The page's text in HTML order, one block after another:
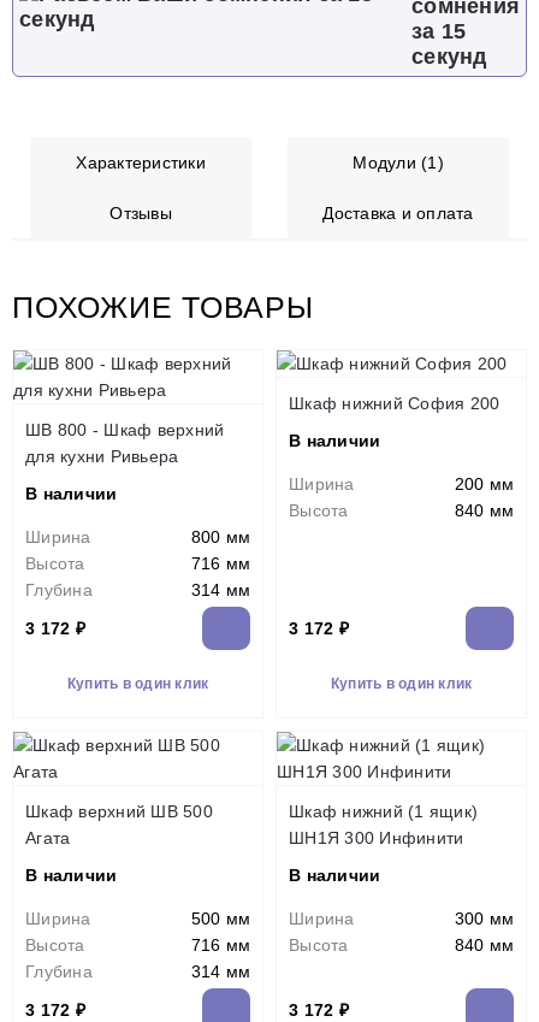
сомнения
за 15
секунд
Характеристики Модули (1)
Отзывы Доставка и оплата
ПОХОЖИЕ ТОВАРЫ
ШВ 800 - Шкаф верхний
для кухни Ривьера
В наличии
Ширина
800 мм
Высота
716 мм
Глубина
314 мм
3 172 ₽
Купить в один клик
Шкаф нижний София 200
В наличии
Ширина
200 мм
Высота
840 мм
3 172 ₽
Купить в один клик
Шкаф верхний ШВ 500
Агата
В наличии
Ширина
500 мм
Высота
716 мм
Глубина
314 мм
3 172 ₽
Шкаф нижний (1 ящик)
ШН1Я 300 Инфинити
В наличии
Ширина
300 мм
Высота
840 мм
3 172 ₽